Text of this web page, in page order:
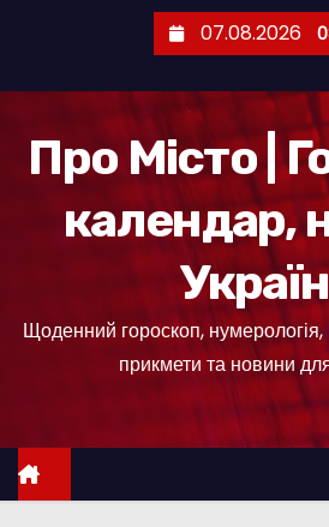
е
07.08.2026
Про Місто |
календар,
Щоденний гороскоп,
прикмети та новини